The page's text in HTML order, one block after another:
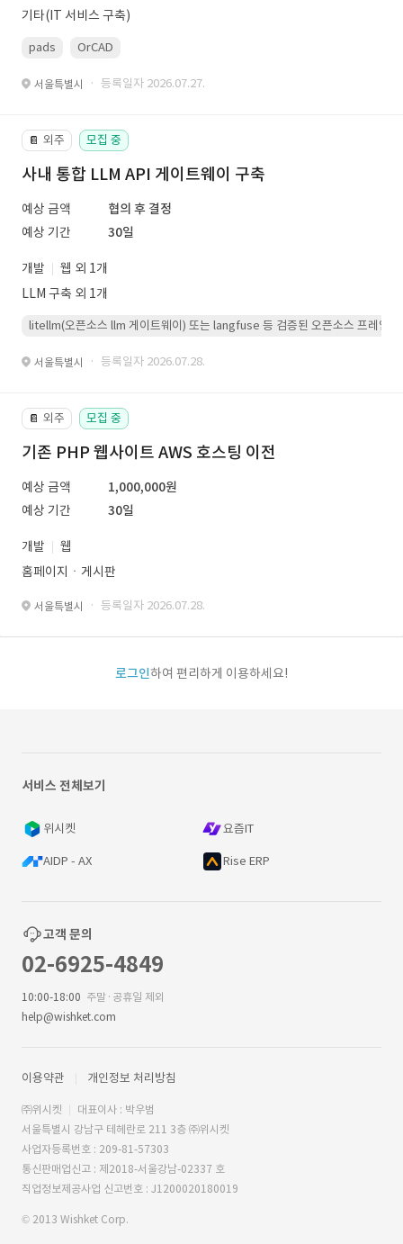
기타(IT 서비스 구축)
pads OrCAD
서울특별시 · 등록일자 2026.07.27.
📔 외주 모집 중
사내 통합 LLM API 게이트웨이 구축
예상 금액
협의 후 결정
예상 기간
30일
개발
웹 외 1개
LLM 구축 외 1개
litellm(오픈소스 llm 게이트웨이) 또는 langfuse 등 검증된 오픈소스 프레임워
서울특별시 · 등록일자 2026.07.28.
📔 외주 모집 중
기존 PHP 웹사이트 AWS 호스팅 이전
예상 금액
1,000,000원
예상 기간
30일
개발
웹
홈페이지ㆍ게시판
서울특별시 · 등록일자 2026.07.28.
로그인하여 편리하게 이용하세요!
서비스 전체보기
위시켓 요즘IT
AIDP - AX Rise ERP
고객 문의
02-6925-4849
10:00-18:00 주말·공휴일 제외
help@wishket.com
이용약관 개인정보 처리방침
㈜위시켓
대표이사 : 박우범
서울특별시 강남구 테헤란로 211 3층 ㈜위시켓
사업자등록번호 : 209-81-57303
통신판매업신고 : 제2018-서울강남-02337 호
직업정보제공사업 신고번호 : J1200020180019
© 2013 Wishket Corp.